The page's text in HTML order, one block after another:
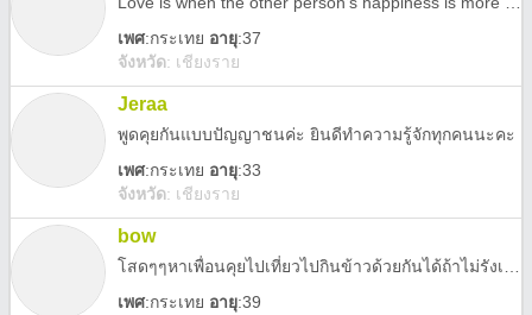
เพศ:กระเทย อายุ:37
จังหวัด: เชียงราย
Jeraa
พูดคุยกันแบบปัญญาชนค่ะ ยินดีทำความรู้จักทุกคนนะคะ
เพศ:กระเทย อายุ:33
จังหวัด: เชียงราย
bow
เพศ:กระเทย อายุ:39